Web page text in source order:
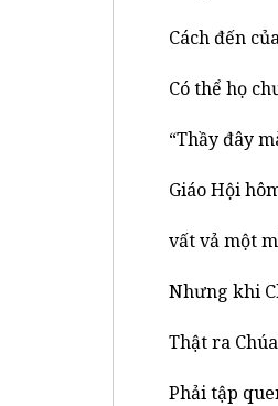
Cách đến
Có thể họ
“Thầy đây
Giáo Hội
vất vả một
Nhưng khi
Thật ra
Phải tập